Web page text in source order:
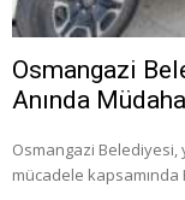
Osmangazi
Anında
Osmangazi Belediyesi,
mücadele